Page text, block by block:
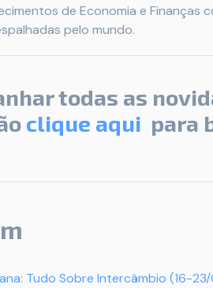
de Economia e Finanças
pelo mundo.
todas as
clique aqui para
Tudo Sobre Intercâmbio (16-